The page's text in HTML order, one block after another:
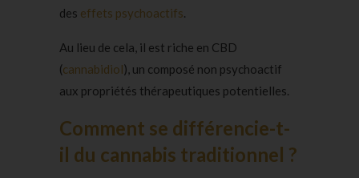
des effets psychoactifs.
Au lieu de cela, il est riche en CBD
(cannabidiol), un composé non psychoactif
aux propriétés thérapeutiques potentielles.
Comment se différencie-t-
il du cannabis traditionnel ?